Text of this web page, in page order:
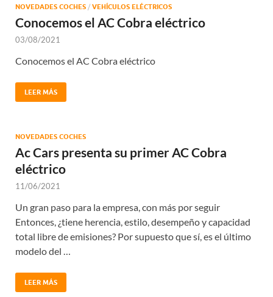
NOVEDADES COCHES / VEHÍCULOS ELÉCTRICOS
Conocemos el AC Cobra eléctrico
03/08/2021
Conocemos el AC Cobra eléctrico
LEER MÁS
NOVEDADES COCHES
Ac Cars presenta su primer AC Cobra
eléctrico
11/06/2021
Un gran paso para la empresa, con más por seguir
Entonces, ¿tiene herencia, estilo, desempeño y capacidad
total libre de emisiones? Por supuesto que sí, es el último
modelo del …
LEER MÁS